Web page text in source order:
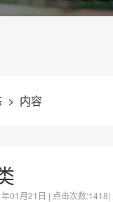
> 内容
01月21日 | 点击次数:1418|